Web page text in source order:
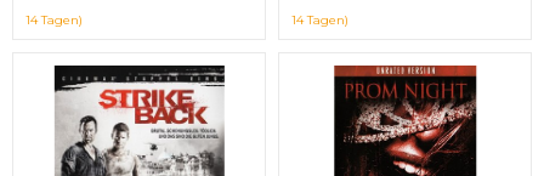
14 Tagen)
14 Tagen)